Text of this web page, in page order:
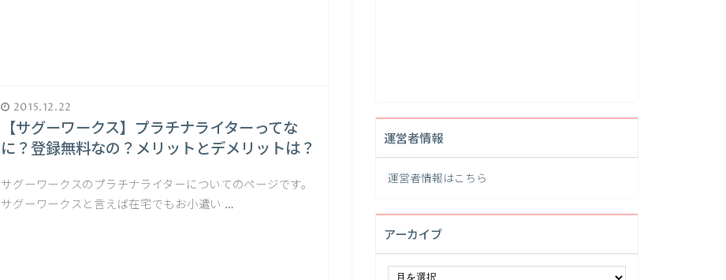
2015.12.22
【サグーワークス】プラチナライターってな
に？登録無料なの？メリットとデメリットは？
サグーワークスのプラチナライターについてのページです。
サグーワークスと言えば在宅でもお小遣い …
運営者情報
運営者情報はこちら
アーカイブ